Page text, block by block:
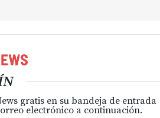
gratis en su bandeja de entrada
electrónico a continuación.